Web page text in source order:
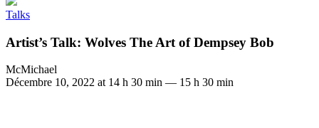
Talks
Artist’s Talk: Wolves The Art of Dempsey Bob
McMichael
Décembre 10, 2022 at 14 h 30 min — 15 h 30 min